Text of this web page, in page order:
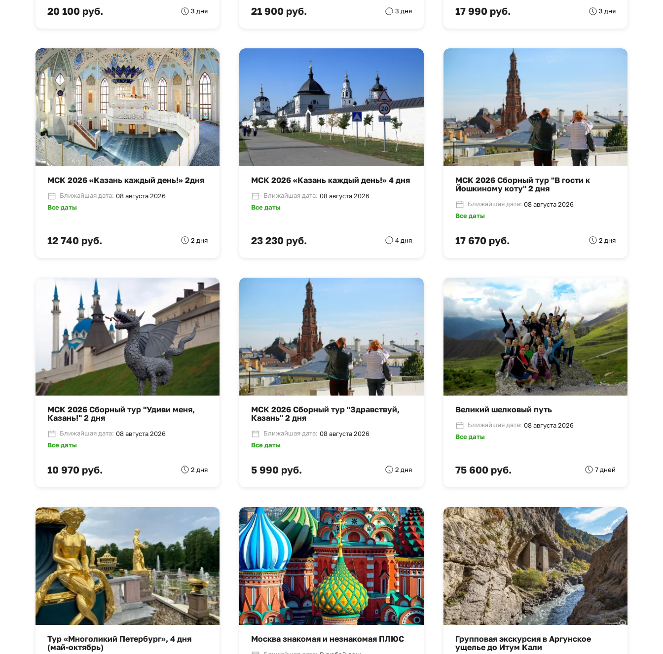
20 100 руб. 3 дня 21 900 руб. 3 дня 17 990 руб. 3 дня
МСК 2026 «Казань каждый день!» 2дня
Ближайшая дата: 08 августа 2026
Все даты
12 740 руб. 2 дня
МСК 2026 «Казань каждый день!» 4 дня
Ближайшая дата: 08 августа 2026
Все даты
23 230 руб. 4 дня
МСК 2026 Сборный тур "В гости к
Йошкиному коту" 2 дня
Ближайшая дата: 08 августа 2026
Все даты
17 670 руб. 2 дня
МСК 2026 Сборный тур "Удиви меня,
Казань!" 2 дня
Ближайшая дата: 08 августа 2026
Все даты
10 970 руб. 2 дня
МСК 2026 Сборный тур "Здравствуй,
Казань" 2 дня
Ближайшая дата: 08 августа 2026
Все даты
5 990 руб. 2 дня
Великий шелковый путь
Ближайшая дата: 08 августа 2026
Все даты
75 600 руб. 7 дней
Тур «Многоликий Петербург», 4 дня
(май-октябрь)
Москва знакомая и незнакомая ПЛЮС
Групповая экскурсия в Аргунское
ущелье до Итум Кали